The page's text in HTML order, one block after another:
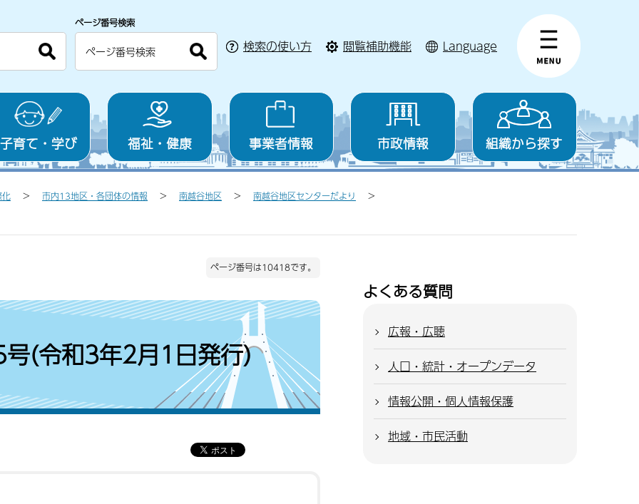
ページ番号検索
検索の使い方 閲覧補助機能 Language
子育て・学び 福祉・健康 事業者情報 市政情報 組織から探す
化 市内13地区・各団体の情報 南越谷地区 南越谷地区センターだより
ページ番号は10418です。
(令和3年2月1日発行)
よくある質問
広報・広聴
人口・統計・オープンデータ
情報公開・個人情報保護
地域・市民活動